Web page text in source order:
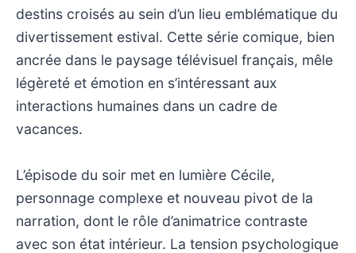
destins croisés au sein d’un lieu emblématique du
divertissement estival. Cette série comique, bien
ancrée dans le paysage télévisuel français, mêle
légèreté et émotion en s’intéressant aux
interactions humaines dans un cadre de
vacances.
L’épisode du soir met en lumière Cécile,
personnage complexe et nouveau pivot de la
narration, dont le rôle d’animatrice contraste
avec son état intérieur. La tension psychologique